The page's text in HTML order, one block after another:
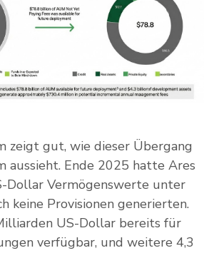
zeigt gut, wie dieser Übergang
aussieht. Ende 2025 hatte Ares
Dollar Vermögenswerte unter
keine Provisionen generierten.
US-Dollar bereits für
verfügbar, und weitere 4,3